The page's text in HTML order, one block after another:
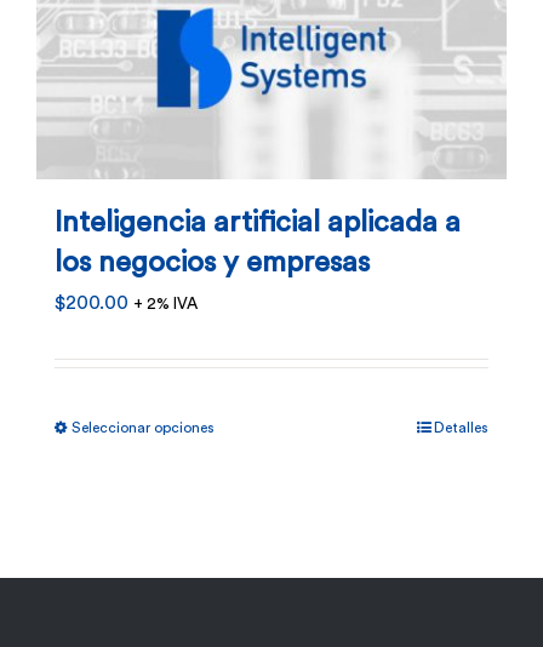
producto
Inteligencia artificial aplicada a
los negocios y empresas
$200.00 + 2% IVA
Seleccionar opciones Detalles